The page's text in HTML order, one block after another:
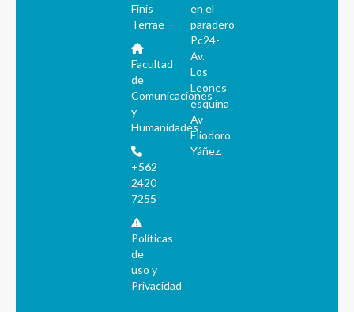
Finis
Terrae
Facultad
de
Comunicaciones
y
Humanidades
+562
2420
7255
Políticas
de
uso y
Privacidad
en el
paradero
Pc24-
Av.
Los
Leones
esquina
Av
Eliodoro
Yáñez.